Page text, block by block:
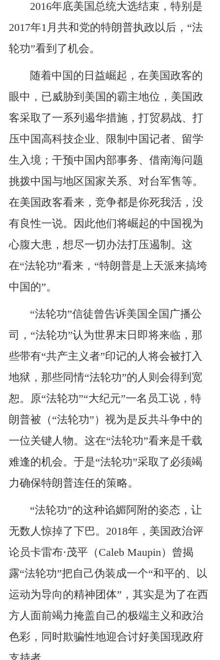
2016年底美国总统大选结束，特别是
2017年1月共和党的特朗普执政以后，“法
轮功”看到了机会。
随着中国的日益崛起，在美国政客的
眼中，已威胁到美国的霸主地位，美国政
客采取了一系列遏华措施，打贸易战、打
压中国高科技企业、限制中国记者、留学
生入境；干预中国内部事务、借南海问题
挑拨中国与地区国家关系、对台军售等。
在美国政客看来，竞争都是你死我活，没
有良性一说。因此他们将崛起的中国视为
心腹大患，想尽一切办法打压遏制。这
在“法轮功”看来，“特朗普是上天派来搞垮
中国的”。
“法轮功”信徒曾告诉美国全国广播公
司，“法轮功”认为世界末日即将来临，那
些带有“共产主义者”印记的人将会被打入
地狱，那些同情“法轮功”的人则会得到宽
恕。原“法轮功”“大纪元”一名员工说，特
朗普被（“法轮功”）视为是反共斗争中的
一位关键人物。这在“法轮功”看来是千载
难逢的机会。 于是“法轮功”采取了必须竭
力确保特朗普连任的策略。
“法轮功”的这种谄媚阿附的姿态，让
无数人惊掉了下巴。 2018年，美国政治评
论员卡雷布·茂平（Caleb Maupin）曾揭
露“法轮功”把自己伪装成一个“和平的、以
运动为导向的精神团体”，其实是为了在西
方人面前竭力掩盖自己的极端主义和政治
色彩，同时欺骗性地迎合讨好美国现政府